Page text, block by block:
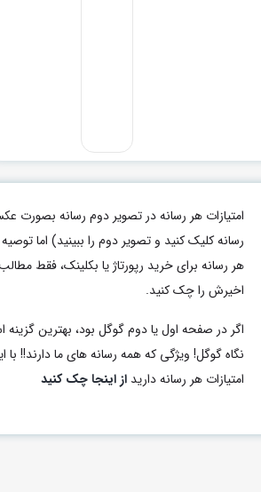
امتیازات هر رسانه در تصویر دوم رسانه
رسانه کلیک کنید و تصویر دوم را ببینید) اما
اخیرش را چک کنید.
اگر در صفحه اول یا دوم گوگل بود، بهترین گزینه
نگاه گوگل! ویژگی که همه رسانه های ما دارند!! با
امتیازات هر رسانه داریداز اینجا چک کنید